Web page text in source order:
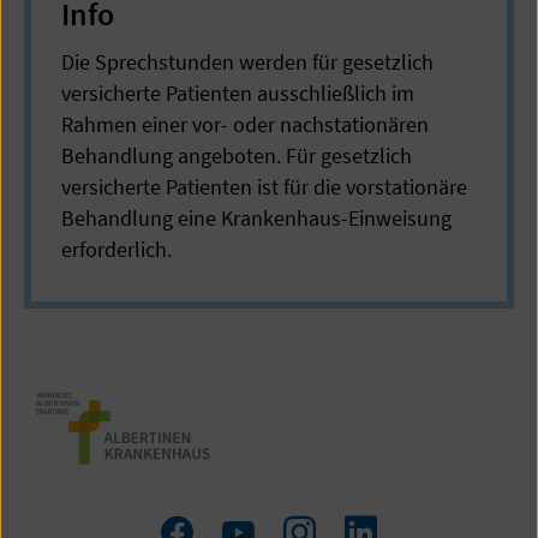
Info
Die Sprechstunden werden für gesetzlich
versicherte Patienten ausschließlich im
Rahmen einer vor- oder nachstationären
Behandlung angeboten. Für gesetzlich
versicherte Patienten ist für die vorstationäre
Behandlung eine Krankenhaus-Einweisung
erforderlich.